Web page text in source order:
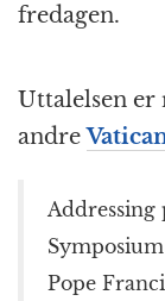
fredagen.
Uttalelsen
andre
Pope